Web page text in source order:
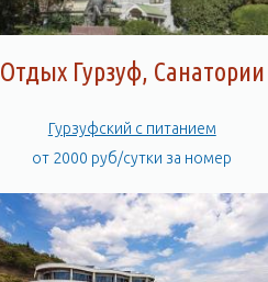
Отдых Гурзуф, Санатории
Гурзуфский с питанием
от 2000 руб/сутки за номер